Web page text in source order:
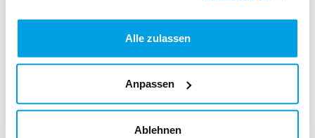
Alle zulassen
Anpassen
Ablehnen